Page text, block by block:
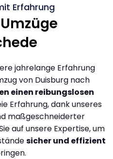
Erfahrung
jahrelange Erfahrung
von Duisburg nach
einen reibungslosen
Erfahrung, dank unseres
maßgeschneiderter
auf unsere Expertise, um
sicher und effizient